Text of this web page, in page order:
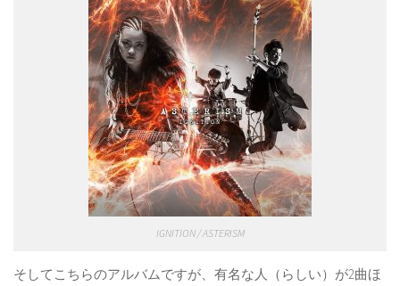
IGNITION / ASTERISM
そしてこちらのアルバムですが、有名な人（らしい）が2曲ほ